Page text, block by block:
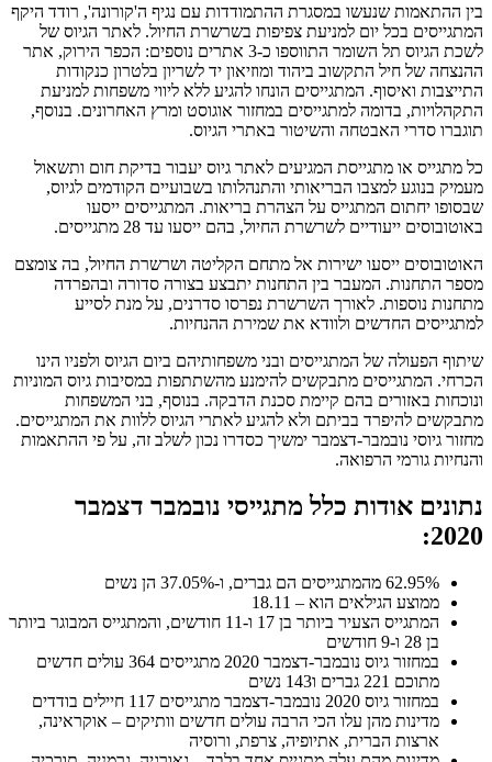
בין ההתאמות שנעשו במסגרת ההתמודדות עם נגיף ה'קורונה', רודד היקף
המתגייסים בכל יום למניעת צפיפות בשרשרת החיול. לאתר הגיוס של
לשכת הגיוס תל השומר התווספו כ-3 אתרים נוספים: הכפר הירוק, אתר
ההנצחה של חיל התקשוב ביהוד ומוזיאון יד לשריון בלטרון כנקודות
התייצבות ואיסוף. המתגייסים הונחו להגיע ללא ליווי משפחות למניעת
התקהלויות, בדומה למתגייסים במחזור אוגוסט ומרץ האחרונים. בנוסף,
תוגברו סדרי האבטחה והשיטור באתרי הגיוס.
כל מתגייס או מתגייסת המגיעים לאתר גיוס יעבור בדיקת חום ותשאול
מעמיק בנוגע למצבו הבריאותי והתנהלותו בשבועיים הקודמים לגיוס,
שבסופו יחתום המתגייס על הצהרת בריאות. המתגייסים ייסעו
באוטובוסים ייעודיים לשרשרת החיול, בהם ייסעו עד 28 מתגייסים.
האוטובוסים ייסעו ישירות אל מתחם הקליטה ושרשרת החיול, בה צומצם
מספר התחנות. המעבר בין התחנות יתבצע בצורה סדורה ובהפרדה
מתחנות נוספות. לאורך השרשרת נפרסו סדרנים, על מנת לסייע
למתגייסים החדשים ולוודא את שמירת ההנחיות.
שיתוף הפעולה של המתגייסים ובני משפחותיהם ביום הגיוס ולפניו הינו
הכרחי. המתגייסים מתבקשים להימנע מהשתתפות במסיבות גיוס המוניות
ונוכחות באזורים בהם קיימת סכנת הדבקה. בנוסף, בני המשפחות
מתבקשים להיפרד בביתם ולא להגיע לאתרי הגיוס ללוות את המתגייסים.
מחזור גיוסי נובמבר-דצמבר ימשיך כסדרו נכון לשלב זה, על פי ההתאמות
והנחיות גורמי הרפואה.
נתונים אודות כלל מתגייסי נובמבר דצמבר
2020:
62.95% מהמתגייסים הם גברים, ו-37.05% הן נשים
ממוצע הגילאים הוא – 18.11
המתגייס הצעיר ביותר בן 17 ו-11 חודשים, והמתגייס המבוגר ביותר
בן 28 ו-9 חודשים
במחזור גיוס נובמבר-דצמבר 2020 מתגייסים 364 עולים חדשים
מתוכם 221 גברים ו143 נשים
במחזור גיוס 2020 נובמבר-דצמבר מתגייסים 117 חיילים בודדים
מדינות מהן עלו הכי הרבה עולים חדשים וותיקים – אוקראינה,
ארצות הברית, אתיופיה, צרפת, ורוסיה